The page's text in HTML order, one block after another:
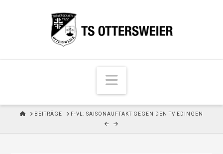
N
a
v
i
g
E
BEITRÄGE F-VL: SAISONAUFTAKT GEGEN DEN TV EDINGEN